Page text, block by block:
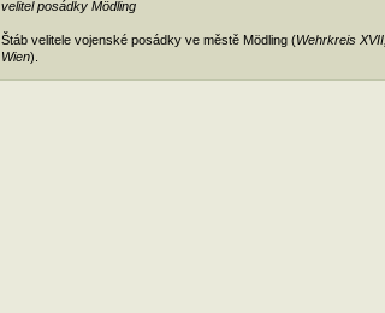
velitel posádky Mödling
Štáb velitele vojenské posádky ve městě Mödling (Wehrkreis XVII,
Wien).